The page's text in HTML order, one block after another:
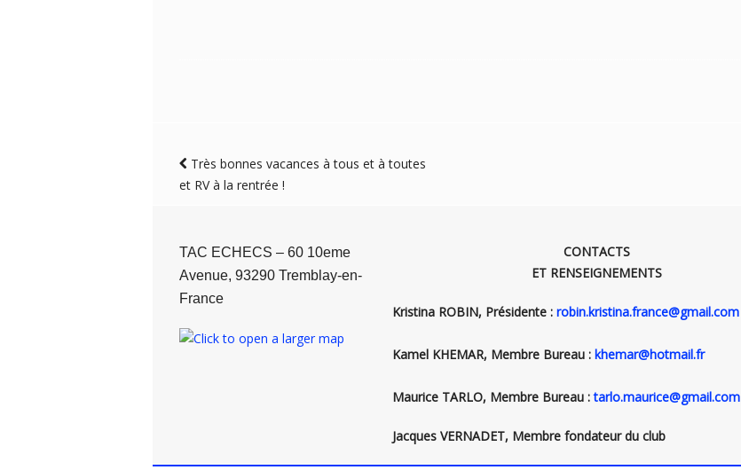
Très bonnes vacances à tous et à toutes
et RV à la rentrée !
TAC ECHECS – 60 10eme
Avenue, 93290 Tremblay-en-
France
CONTACTS
ET RENSEIGNEMENTS
Kristina ROBIN, Présidente : robin.kristina.france@gmail.com
Kamel KHEMAR, Membre Bureau : khemar@hotmail.fr
Maurice TARLO, Membre Bureau :tarlo.maurice@gmail.com
Jacques VERNADET, Membre fondateur du club